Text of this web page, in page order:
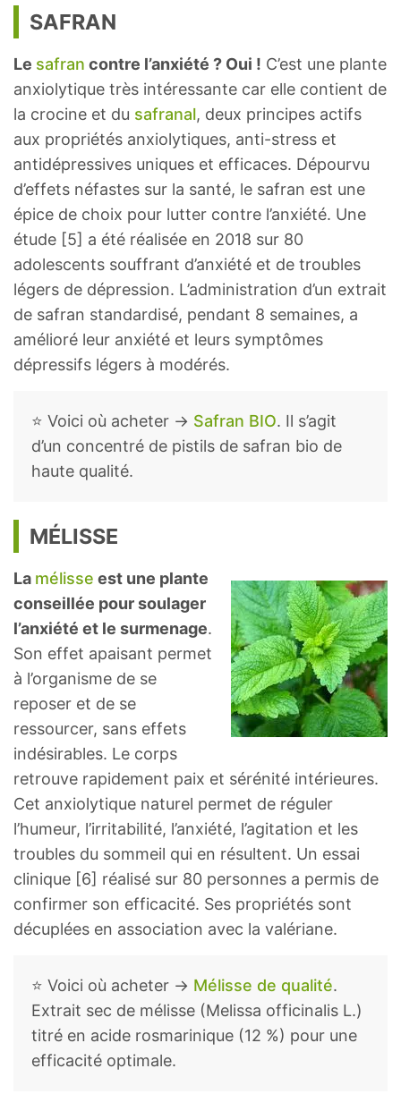
SAFRAN
Le safran contre l’anxiété ? Oui ! C’est une plante
anxiolytique très intéressante car elle contient de
la crocine et du safranal, deux principes actifs
aux propriétés anxiolytiques, anti-stress et
antidépressives uniques et efficaces. Dépourvu
d’effets néfastes sur la santé, le safran est une
épice de choix pour lutter contre l’anxiété. Une
étude [5] a été réalisée en 2018 sur 80
adolescents souffrant d’anxiété et de troubles
légers de dépression. L’administration d’un extrait
de safran standardisé, pendant 8 semaines, a
amélioré leur anxiété et leurs symptômes
dépressifs légers à modérés.
⭐ Voici où acheter → Safran BIO. Il s’agit
d’un concentré de pistils de safran bio de
haute qualité.
MÉLISSE
La mélisse est une plante
conseillée pour soulager
l’anxiété et le surmenage.
Son effet apaisant permet
à l’organisme de se
reposer et de se
ressourcer, sans effets
indésirables. Le corps
retrouve rapidement paix et sérénité intérieures.
Cet anxiolytique naturel permet de réguler
l’humeur, l’irritabilité, l’anxiété, l’agitation et les
troubles du sommeil qui en résultent. Un essai
clinique [6] réalisé sur 80 personnes a permis de
confirmer son efficacité. Ses propriétés sont
décuplées en association avec la valériane.
⭐ Voici où acheter → Mélisse de qualité.
Extrait sec de mélisse (Melissa officinalis L.)
titré en acide rosmarinique (12 %) pour une
efficacité optimale.